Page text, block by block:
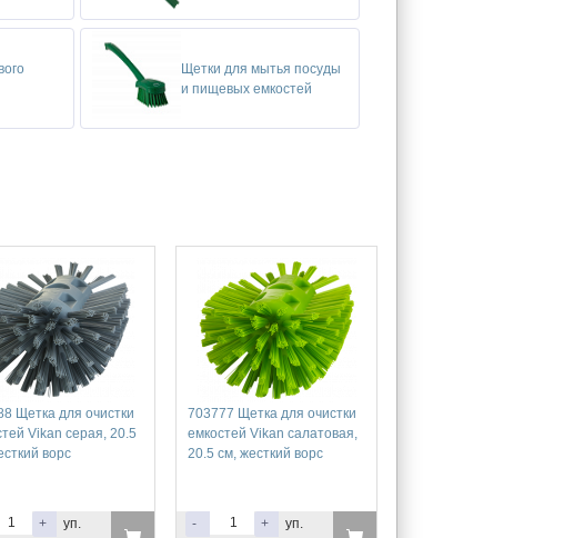
Щетки для мытья посуды
и пищевых емкостей
Щетка для очистки
Vikan серая, 20.5
ворс
+
уп.
703777 Щетка для очистки
емкостей Vikan салатовая,
20.5 см, жесткий ворс
- +
уп.